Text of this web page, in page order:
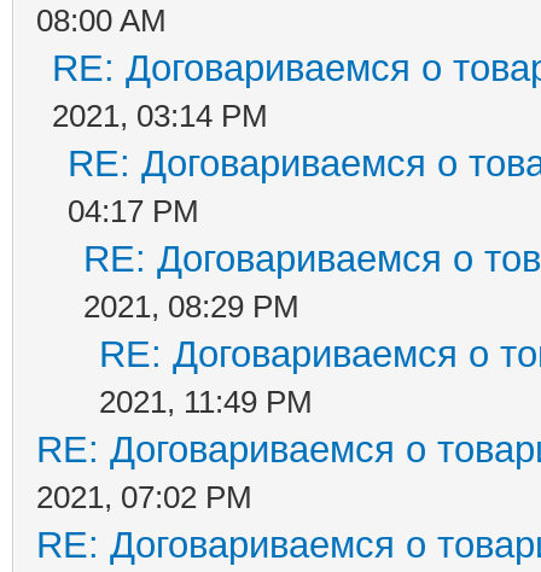
08:00 AM
RE: Договариваемся о
2021, 03:14 PM
RE: Договариваемся о
04:17 PM
RE: Договариваемся о
2021, 08:29 PM
RE: Договариваемся о
2021, 11:49 PM
RE: Договариваемся о
2021, 07:02 PM
RE: Договариваемся о